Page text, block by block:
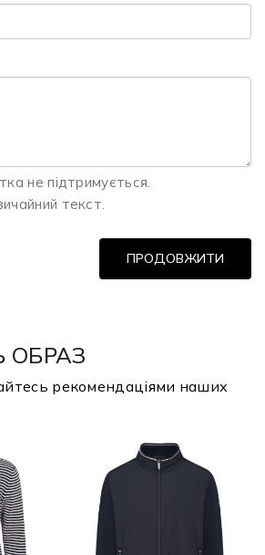
не підтримується.
текст.
ПРОДОВЖИТИ
ОБРАЗ
рекомендаціями наших